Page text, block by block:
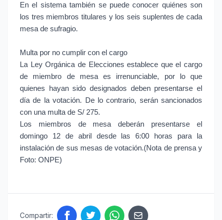
En el sistema también se puede conocer quiénes son
los tres miembros titulares y los seis suplentes de cada
mesa de sufragio.
Multa por no cumplir con el cargo
La Ley Orgánica de Elecciones establece que el cargo
de miembro de mesa es irrenunciable, por lo que
quienes hayan sido designados deben presentarse el
día de la votación. De lo contrario, serán sancionados
con una multa de S/ 275.
Los miembros de mesa deberán presentarse el
domingo 12 de abril desde las 6:00 horas para la
instalación de sus mesas de votación.(Nota de prensa y
Foto: ONPE)
Compartir: